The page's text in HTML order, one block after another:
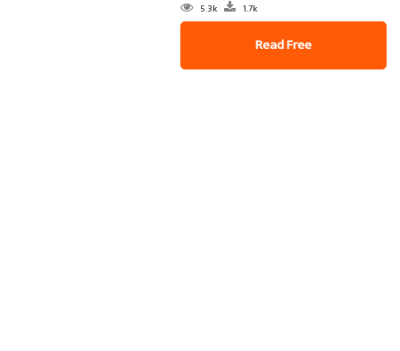
5.3k 1.7k
Read Free